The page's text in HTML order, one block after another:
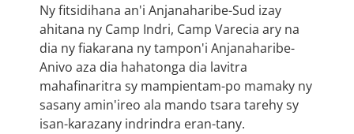
Ny fitsidihana an'i Anjanaharibe-Sud izay
ahitana ny Camp Indri, Camp Varecia ary na
dia ny fiakarana ny tampon'i Anjanaharibe-
Anivo aza dia hahatonga dia lavitra
mahafinaritra sy mampientam-po mamaky ny
sasany amin'ireo ala mando tsara tarehy sy
isan-karazany indrindra eran-tany.